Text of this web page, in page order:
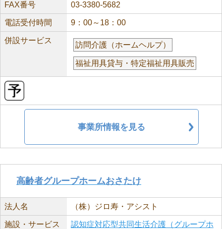
FAX番号 03-3380-5682
電話受付時間 9：00～18：00
併設サービス
訪問介護（ホームヘルプ）
福祉用具貸与・特定福祉用具販売
事業所情報を見る
高齢者グループホームおさたけ
法人名 （株）ジロ寿・アシスト
施設・サービス
認知症対応型共同生活介護（グループホ